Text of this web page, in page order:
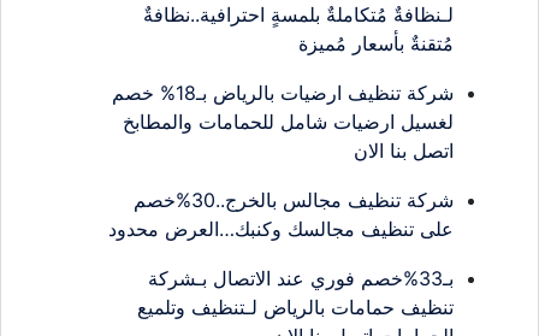
لـنظافةٌ مُتكاملةٌ بلمسةٍ احترافية..نظافةٌ
مُتقنةٌ بأسعار مُميزة
شركة تنظيف ارضيات بالرياض بـ18% خصم
لغسيل ارضيات شامل للحمامات والمطابخ
اتصل بنا الان
شركة تنظيف مجالس بالخرج..30%خصم
على تنظيف مجالسك وكنبك…العرض محدود
بـ33%خصم فوري عند الاتصال بـشركة
تنظيف حمامات بالرياض لـتنظيف وتلميع